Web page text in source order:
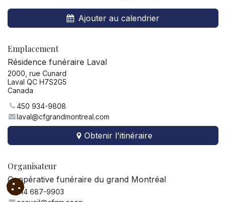
Ajouter au calendrier
Emplacement
Résidence funéraire Laval
2000, rue Cunard
Laval QC H7S2G5
Canada
450 934-9808
laval@cfgrandmontreal.com
Obtenir l'itinéraire
Organisateur
Coopérative funéraire du grand Montréal
514 687-9903